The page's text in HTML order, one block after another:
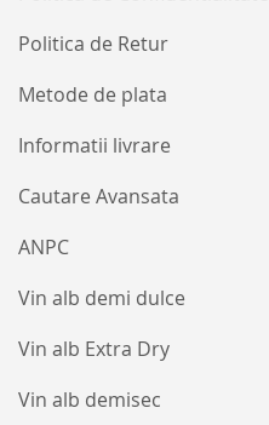
Politica de Retur
Metode de plata
Informatii livrare
Cautare Avansata
ANPC
Vin alb demi dulce
Vin alb Extra Dry
Vin alb demisec